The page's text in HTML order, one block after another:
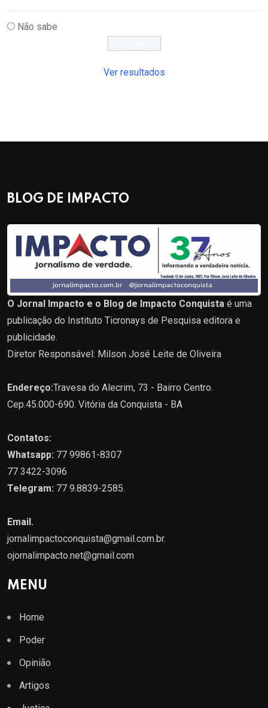
Não sabe
Ver resultados
BLOG DE IMPACTO
O Jornal Impacto e o Blog de Impacto Conquista é uma
publicação do Instituto Ticronays de Pesquisa editora e
publicidade.
Diretor Responsável: Milson José Leite de Oliveira
Endereço:Travesa do Alecrim, 73 - Bairro Centro.
Cep.45.000-690. Vitória da Conquista - BA
Contatos:
Whatsapp: 77 99861-8307
77 3422-3096
Telegram: 77 9.8839-2585.
Email.
jornalimpactoconquista@gmail.com.br.
ojornalimpacto.net@gmail.com
MENU
Home
Poder
Opinião
Artigos